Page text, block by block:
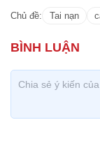
Chủ đề: Tai nạn